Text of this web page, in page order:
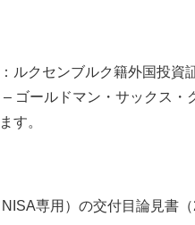
ルクセンブルク籍外国投資
ゴールドマン・サックス・
す。
専用）の交付目論見書（